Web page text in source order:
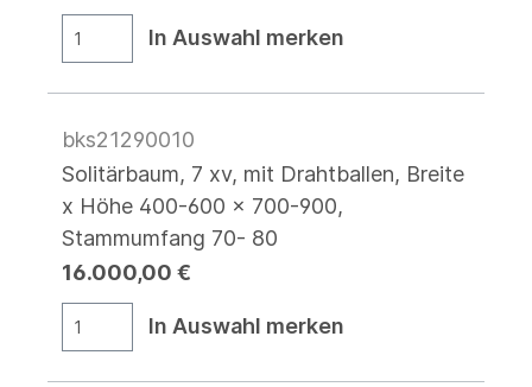
In Auswahl merken
bks21290010
Solitärbaum, 7 xv, mit Drahtballen, Breite
x Höhe 400-600 x 700-900,
Stammumfang 70- 80
16.000,00 €
In Auswahl merken